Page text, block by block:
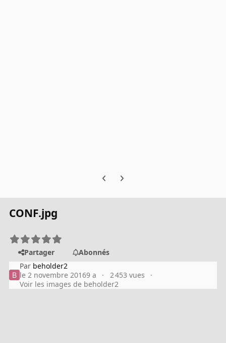
Previous carousel slide
Next carousel slide
CONF.jpg
Partager
Abonnés
Par beholder2
le 2 novembre 20169 a
2 453 vues
Voir les images de beholder2